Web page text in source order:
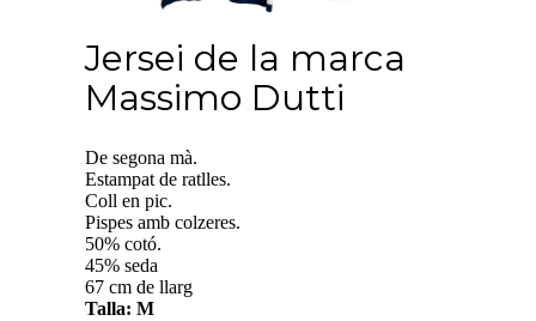
Jersei de la marca
Massimo Dutti
De segona mà.
Estampat de ratlles.
Coll en pic.
Pispes amb colzeres.
50% cotó.
45% seda
67 cm de llarg
Talla: M